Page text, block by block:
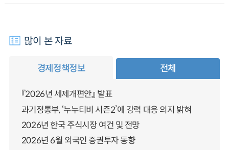
많이 본 자료
경제정책정보 전체
『2026년 세제개편안』 발표
과기정통부, ‘누누티비 시즌2’에 강력 대응 의지 밝혀
2026년 한국 주식시장 여건 및 전망
2026년 6월 외국인 증권투자 동향